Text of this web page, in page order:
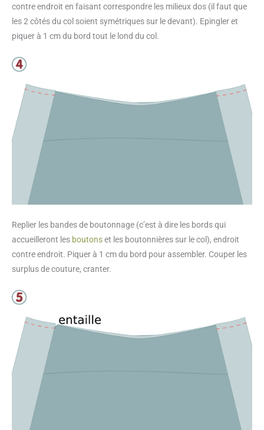
contre endroit en faisant correspondre les milieux dos (il faut que
les 2 côtés du col soient symétriques sur le devant). Epingler et
piquer à 1 cm du bord tout le lond du col.
Replier les bandes de boutonnage (c’est à dire les bords qui
accueilleront les boutonset les boutonnières sur le col), endroit
contre endroit. Piquer à 1 cm du bord pour assembler. Couper les
surplus de couture, cranter.